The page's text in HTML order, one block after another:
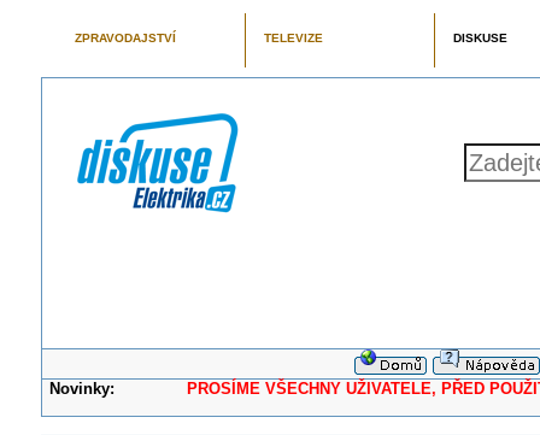
ZPRAVODAJSTVÍ TELEVIZE DISKUSE
Novinky: PROSÍME VŠECHNY UŽIVATELE, PŘED